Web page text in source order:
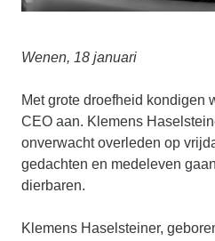
Wenen, 18 januari
Met grote droefheid kondigen
CEO aan. Klemens
onverwacht overleden op
gedachten en medeleven
dierbaren.
Klemens Haselsteiner,